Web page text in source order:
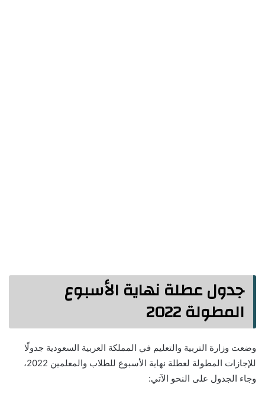
جدول عطلة نهاية الأسبوع
المطولة 2022
وضعت وزارة التربية والتعليم في المملكة العربية السعودية جدولًا
للإجازات المطولة لعطلة نهاية الأسبوع للطلاب والمعلمين 2022،
وجاء الجدول على النحو الآتي: